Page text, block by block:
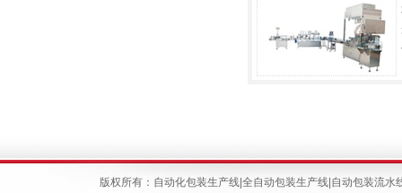
版权所有： 自动化包装生产线| 全自动包装生产线| 自动包装流水